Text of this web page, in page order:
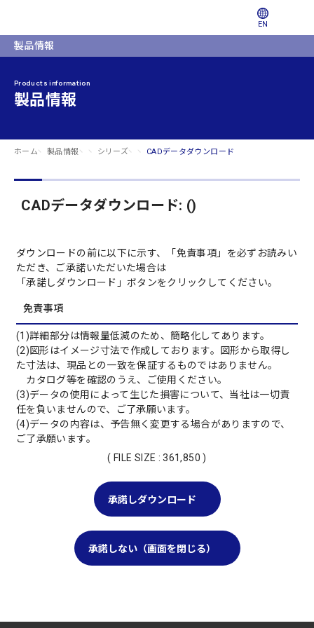
EN
製品情報
Products information
製品情報
ホーム 製品情報 シリーズ CADデータダウンロード
CADデータダウンロード: ()
ダウンロードの前に以下に示す、「免責事項」を必ずお読みい
ただき、ご承諾いただいた場合は
「承諾しダウンロード」ボタンをクリックしてください。
免責事項
(1)詳細部分は情報量低減のため、簡略化してあります。
(2)図形はイメージ寸法で作成しております。図形から取得し
た寸法は、現品との一致を保証するものではありません。
カタログ等を確認のうえ、ご使用ください。
(3)データの使用によって生じた損害について、当社は一切責
任を負いませんので、ご了承願います。
(4)データの内容は、予告無く変更する場合がありますので、
ご了承願います。
( FILE SIZE : 361,850 )
承諾しダウンロード
承諾しない（画面を閉じる）